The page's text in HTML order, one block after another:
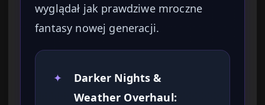
wyglądał jak prawdziwe mroczne
fantasy nowej generacji.
✦
Darker Nights &
Weather Overhaul: